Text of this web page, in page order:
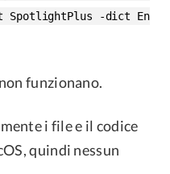
SpotlightPlus -dict En
funzionano.
i file e il codice
quindi nessun